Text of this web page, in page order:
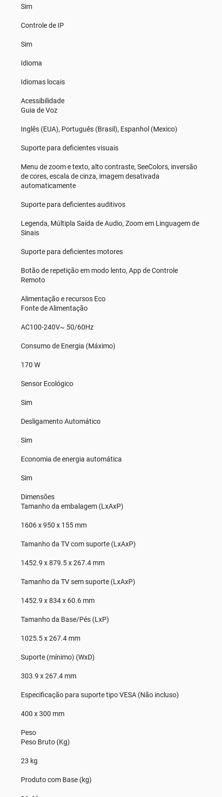
Sim
Controle de IP
Sim
Idioma
Idiomas locais
Acessibilidade
Guia de Voz
Inglês (EUA), Português (Brasil), Espanhol (Mexico)
Suporte para deficientes visuais
Menu de zoom e texto, alto contraste, SeeColors, inversão
de cores, escala de cinza, imagem desativada
automaticamente
Suporte para deficientes auditivos
Legenda, Múltipla Saída de Audio, Zoom em Linguagem de
Sinais
Suporte para deficientes motores
Botão de repetição em modo lento, App de Controle
Remoto
Alimentação e recursos Eco
Fonte de Alimentação
AC100-240V~ 50/60Hz
Consumo de Energia (Máximo)
170 W
Sensor Ecológico
Sim
Desligamento Automático
Sim
Economia de energia automática
Sim
Dimensões
Tamanho da embalagem (LxAxP)
1606 x 950 x 155 mm
Tamanho da TV com suporte (LxAxP)
1452.9 x 879.5 x 267.4 mm
Tamanho da TV sem suporte (LxAxP)
1452.9 x 834 x 60.6 mm
Tamanho da Base/Pés (LxP)
1025.5 x 267.4 mm
Suporte (mínimo) (WxD)
303.9 x 267.4 mm
Especificação para suporte tipo VESA (Não incluso)
400 x 300 mm
Peso
Peso Bruto (Kg)
23 kg
Produto com Base (kg)